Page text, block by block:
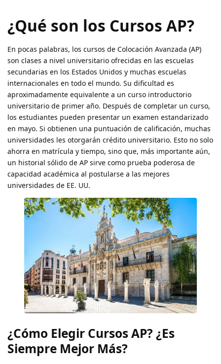
¿Qué son los Cursos AP?
En pocas palabras, los cursos de Colocación Avanzada (AP)
son clases a nivel universitario ofrecidas en las escuelas
secundarias en los Estados Unidos y muchas escuelas
internacionales en todo el mundo. Su dificultad es
aproximadamente equivalente a un curso introductorio
universitario de primer año. Después de completar un curso,
los estudiantes pueden presentar un examen estandarizado
en mayo. Si obtienen una puntuación de calificación, muchas
universidades les otorgarán crédito universitario. Esto no solo
ahorra en matrícula y tiempo, sino que, más importante aún,
un historial sólido de AP sirve como prueba poderosa de
capacidad académica al postularse a las mejores
universidades de EE. UU.
¿Cómo Elegir Cursos AP? ¿Es
Siempre Mejor Más?